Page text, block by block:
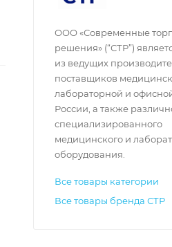
ООО «Современные
решения» (“СТР”)
из ведущих
поставщиков
лабораторной и
России, а также
специализированного
медицинского и
оборудования.
Все товары категории
Все товары бренда СТР